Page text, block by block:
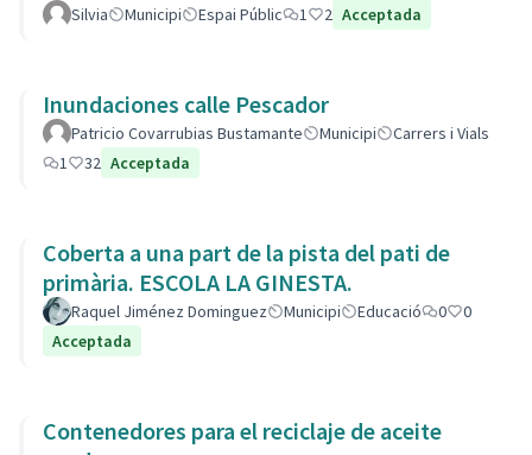
Silvia Municipi Espai Públic 1 2 Acceptada
Inundaciones calle Pescador
Patricio Covarrubias Bustamante Municipi
Carrers i Vials
1
32 Acceptada
Coberta a una part de la pista del pati de
primària. ESCOLA LA GINESTA.
Raquel Jiménez Dominguez Municipi Educació 0
0
Acceptada
Contenedores para el reciclaje de aceite